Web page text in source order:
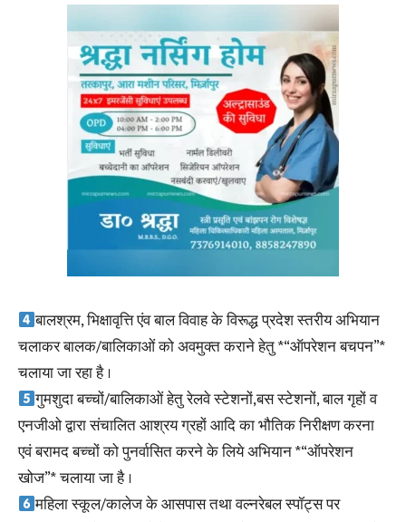
बालश्रम, भिक्षावृत्ति एंव बाल विवाह के विरूद्ध प्रदेश स्तरीय अभियान
चलाकर बालक/बालिकाओं को अवमुक्त कराने हेतु *“ऑपरेशन बचपन”*
चलाया जा रहा है ।
गुमशुदा बच्चों/बालिकाओं हेतु रेलवे स्टेशनों,बस स्टेशनों, बाल गृहों व
एनजीओ द्वारा संचालित आश्रय ग्रहों आदि का भौतिक निरीक्षण करना
एवं बरामद बच्चों को पुनर्वासित करने के लिये अभियान *“ऑपरेशन
खोज”* चलाया जा है ।
महिला स्कूल/कालेज के आसपास तथा वल्नरेबल स्पॉट्स पर